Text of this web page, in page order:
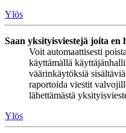
Ylös
Saan yksityisviestejä joita en
Voit automaattisesti
käyttämällä
väärinkäytöksiä
raportoida viestit
lähettämästä
Ylös